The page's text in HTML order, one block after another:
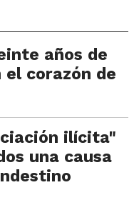
años de
corazón de
ilícita"
una causa